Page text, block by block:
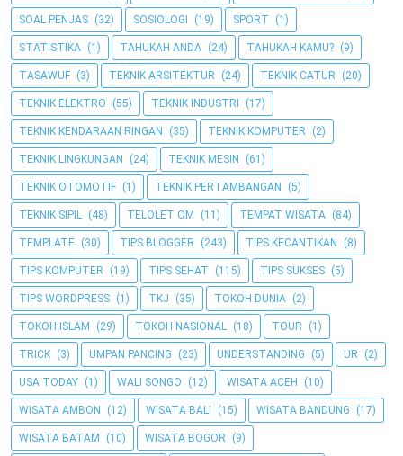
SOAL PENJAS (32) SOSIOLOGI (19) SPORT (1)
STATISTIKA (1) TAHUKAH ANDA (24) TAHUKAH KAMU? (9)
TASAWUF (3) TEKNIK ARSITEKTUR (24) TEKNIK CATUR (20)
TEKNIK ELEKTRO (55) TEKNIK INDUSTRI (17)
TEKNIK KENDARAAN RINGAN (35) TEKNIK KOMPUTER (2)
TEKNIK LINGKUNGAN (24) TEKNIK MESIN (61)
TEKNIK OTOMOTIF (1) TEKNIK PERTAMBANGAN (5)
TEKNIK SIPIL (48) TELOLET OM (11) TEMPAT WISATA (84)
TEMPLATE (30) TIPS BLOGGER (243) TIPS KECANTIKAN (8)
TIPS KOMPUTER (19) TIPS SEHAT (115) TIPS SUKSES (5)
TIPS WORDPRESS (1) TKJ (35) TOKOH DUNIA (2)
TOKOH ISLAM (29) TOKOH NASIONAL (18) TOUR (1)
TRICK (3) UMPAN PANCING (23) UNDERSTANDING (5) UR (2)
USA TODAY (1) WALI SONGO (12) WISATA ACEH (10)
WISATA AMBON (12) WISATA BALI (15) WISATA BANDUNG (17)
WISATA BATAM (10) WISATA BOGOR (9)